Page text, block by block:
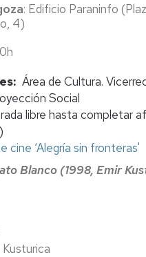
: Edificio Paraninfo
4)
Área de Cultura.
Social
libre hasta completar
cine ‘Alegría sin fronteras'
Blanco (1998, Emir
Kusturica